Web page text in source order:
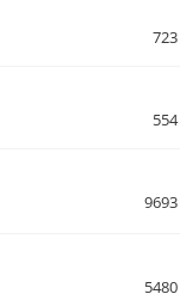
723
554
9693
5480